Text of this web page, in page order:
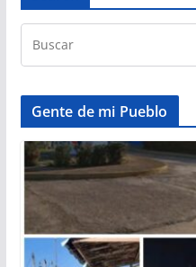
Gente de mi Pueblo